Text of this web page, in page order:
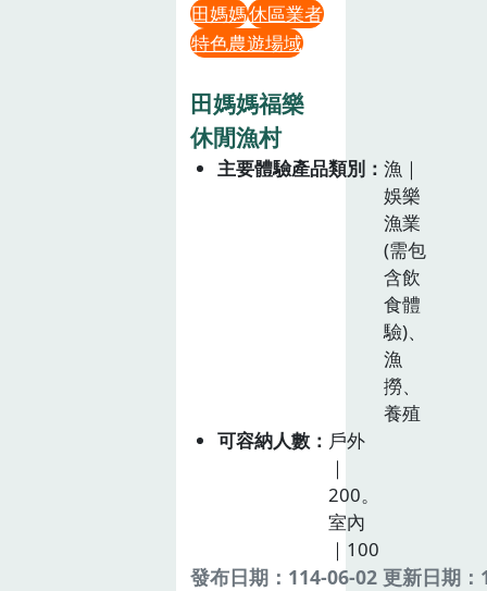
田媽媽休區業者
特色農遊場域
田媽媽福樂
休閒漁村
主要體驗產品類別
漁｜
娛樂
漁業
(需包
含飲
食體
驗)、
漁
撈、
養殖
可容納人數
戶外
｜
200。
室內
｜100
發布日期：114-06-02 更新日期